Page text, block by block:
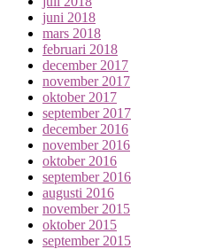
juni 2018
mars 2018
februari 2018
december 2017
november 2017
oktober 2017
september 2017
december 2016
november 2016
oktober 2016
september 2016
augusti 2016
november 2015
oktober 2015
september 2015